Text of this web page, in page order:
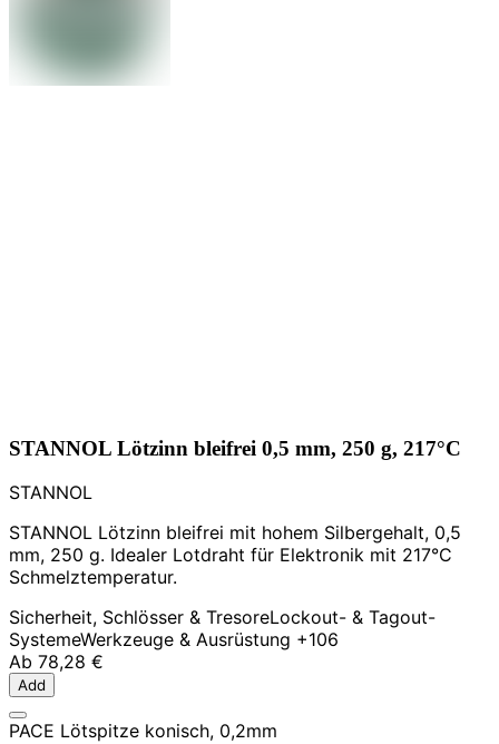
STANNOL Lötzinn bleifrei 0,5 mm, 250 g, 217°C
STANNOL
STANNOL Lötzinn bleifrei mit hohem Silbergehalt, 0,5
mm, 250 g. Idealer Lotdraht für Elektronik mit 217°C
Schmelztemperatur.
Sicherheit, Schlösser & TresoreLockout- & Tagout-
SystemeWerkzeuge & Ausrüstung +106
Ab 78,28 €
Add
PACE Lötspitze konisch, 0,2mm